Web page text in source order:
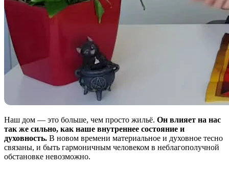
Наш дом — это больше, чем просто жильё. Он влияет на нас
так же сильно, как наше внутреннее состояние и
духовность. В новом времени материальное и духовное тесно
связаны, и быть гармоничным человеком в неблагополучной
обстановке невозможно.